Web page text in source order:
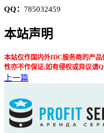
QQ： 785032459
本站声明
本站仅作国内外IDC服务商的产
性亦不作保证,如有侵权或异议请
上一篇